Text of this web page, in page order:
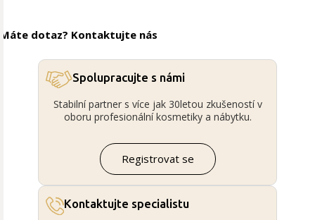
Máte dotaz? Kontaktujte nás
Spolupracujte s námi
Stabilní partner s více jak 30letou zkušeností v
oboru profesionální kosmetiky a nábytku.
Registrovat se
Kontaktujte specialistu